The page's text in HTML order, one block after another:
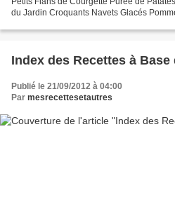
du Jardin Croquants Navets Glacés
Index des Recettes à Base
Publié le 21/09/2012 à 04:00
Par mesrecettesetautres